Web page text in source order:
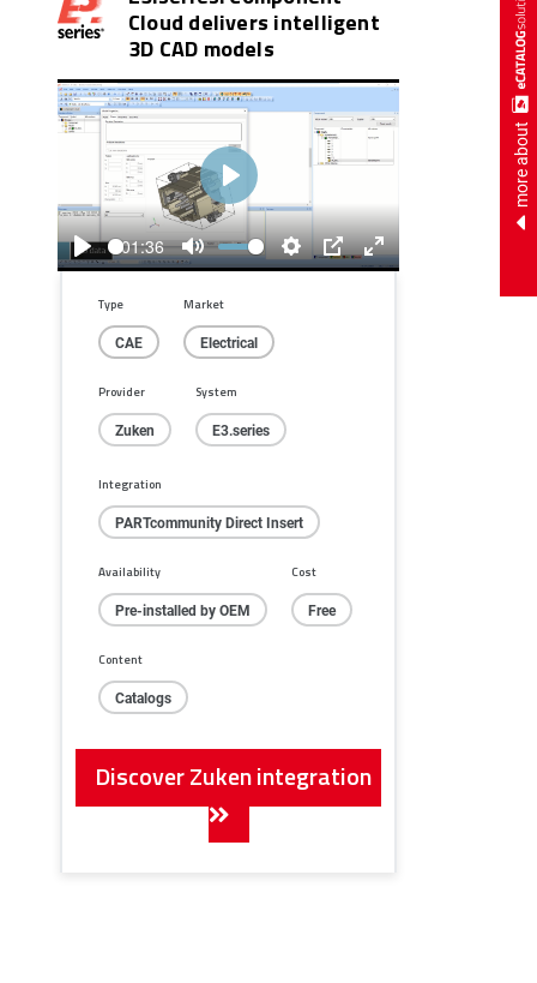
more about
Cloud delivers intelligent
3D CAD models
Play
01:36
Mute
Settings
PIP
Enter
Play
Type
CAE
Market
Electrical
Provider
Zuken
System
E3.series
Integration
PARTcommunity Direct Insert
Availability
Pre-installed by OEM
Cost
Free
Content
Catalogs
Discover Zuken integration